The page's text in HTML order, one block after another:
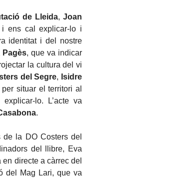
de Lleida,Joan
i ens cal explicar-lo i
identitat i del nostre
Pagès, que va indicar
la cultura del vi
del Segre, Isidre
per situar el territori al
lo. L’acte va
.
de la DO Costers del
del llibre, Eva
directe a càrrec del
del Mag Lari, que va